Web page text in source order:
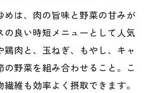
も楽しめるポン酢肉のアレ
い徹底解説
の味や使い方をわかりやす
めは、肉の旨味と野菜の甘みが
の良い時短メニューとして人気
肉と、玉ねぎ、もやし、キャ
野菜を組み合わせること。こ
維も効率よく摂取できます。